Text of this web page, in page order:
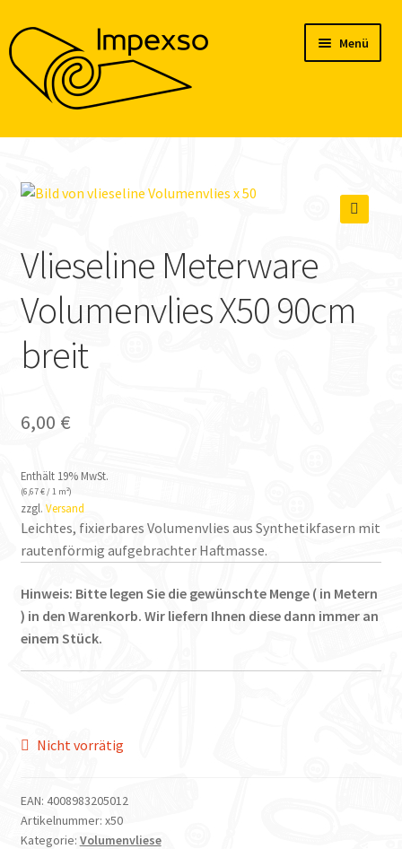
Zur
Navigation
springen
Zum
Inhalt
springen
Menü
Home
Produkte
Blog
Vlieseline Meterware
Volumenvlies X50 90cm
breit
6,00 €
Enthält 19% MwSt.
(6,67€/ 1 m²)
zzgl. Versand
Leichtes, fixierbares Volumenvlies aus Synthetikfasern mit
rautenförmig aufgebrachter Haftmasse.
Hinweis: Bitte legen Sie die gewünschte Menge ( in Metern
) in den Warenkorb. Wir liefern Ihnen diese dann immer an
einem Stück.
Nicht vorrätig
EAN: 4008983205012
Artikelnummer: x50
Kategorie: Volumenvliese